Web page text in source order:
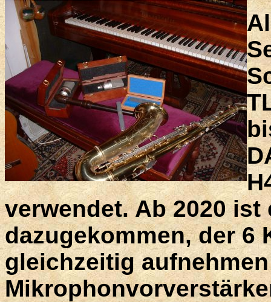
verwendet. Ab 2020 ist
dazugekommen, der 6
gleichzeitig